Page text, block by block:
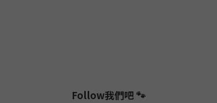
Follow我們吧 🐾